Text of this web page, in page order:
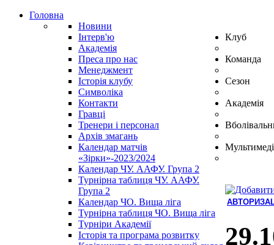
Головна
Новини
Інтерв'ю
Академія
Преса про нас
Клуб
Менеджмент
Історія клубу
Символіка
Контакти
Команда
Гравці
Тренери і персонал
Архів змагань
Сезон
Календар матчів
«Зірки»-2023/2024
Календар ЧУ. ААФУ. Група 2
Турнірна таблиця ЧУ. ААФУ.
Група 2
Календар ЧО. Вища ліга
Турнірна таблиця ЧО. Вища ліга
Академія
Турніри Академії
Історія та програма розвитку